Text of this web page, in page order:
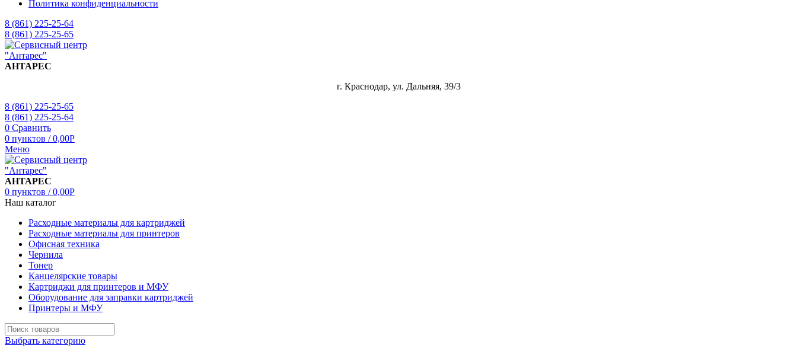
Политика конфиденциальности
8 (861) 225-25-64
8 (861) 225-25-65
АНТАРЕС
г. Краснодар, ул. Дальняя, 39/3
8 (861) 225-25-65
8 (861) 225-25-64
0 Сравнить
0 пунктов / 0,00Р
Меню
АНТАРЕС
0 пунктов / 0,00Р
Наш каталог
Расходные материалы для картриджей
Расходные материалы для принтеров
Офисная техника
Чернила
Тонер
Канцелярские товары
Картриджи для принтеров и МФУ
Оборудование для заправки картриджей
Принтеры и МФУ
Выбрать категорию